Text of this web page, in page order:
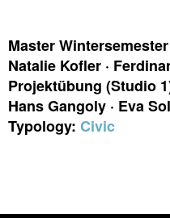
Master
Natalie Kofler ·
Projektübung (Studio
Hans Gangoly · Eva
Typology: Civic